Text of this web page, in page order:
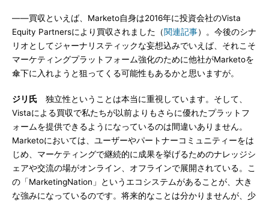
――買収といえば、Marketo自身は2016年に投資会社のVista
Equity Partnersにより買収されました（関連記事）。今後のシナ
リオとしてジャーナリスティックな妄想込みでいえば、それこそ
マーケティングプラットフォーム強化のために他社がMarketoを
傘下に入れようと狙ってくる可能性もあるかと思いますが。
ジリ氏 独立性ということは本当に重視しています。そして、
Vistaによる買収で私たちが以前よりもさらに優れたプラットフ
ォームを提供できるようになっているのは間違いありません。
Marketoにおいては、ユーザーやパートナーコミュニティーをは
じめ、マーケティングで継続的に成果を挙げるためのナレッジシ
ェアや交流の場がオンライン、オフラインで展開されている。こ
の「MarketingNation」というエコシステムがあることが、大き
な強みになっているのです。将来的なことは分かりませんが、少